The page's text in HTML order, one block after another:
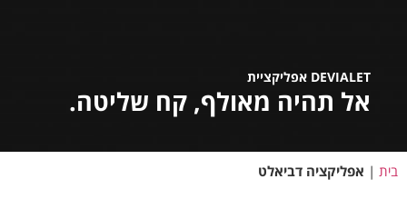
DEVIALET אפליקציית
אל תהיה מאולף, קח שליטה.
בית | אפליקציה דביאלט